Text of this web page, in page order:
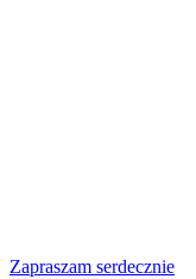
Zapraszam serdecznie